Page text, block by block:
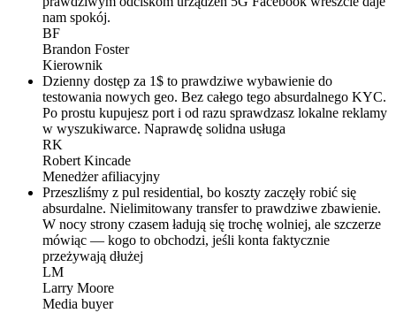
nam spokój.
BF
Brandon Foster
Kierownik
Dzienny dostęp za 1$ to prawdziwe wybawienie do
testowania nowych geo. Bez całego tego absurdalnego KYC.
Po prostu kupujesz port i od razu sprawdzasz lokalne reklamy
w wyszukiwarce. Naprawdę solidna usługa
RK
Robert Kincade
Menedżer afiliacyjny
Przeszliśmy z pul residential, bo koszty zaczęły robić się
absurdalne. Nielimitowany transfer to prawdziwe zbawienie.
W nocy strony czasem ładują się trochę wolniej, ale szczerze
mówiąc — kogo to obchodzi, jeśli konta faktycznie
przeżywają dłużej
LM
Larry Moore
Media buyer